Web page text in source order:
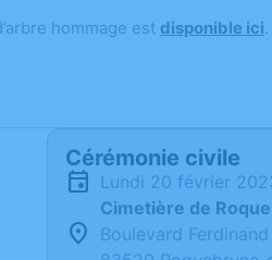
hommage est disponible ici.
Cérémonie civile
lundi 20 février
Cimetière de
Boulevard